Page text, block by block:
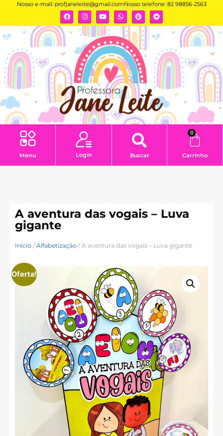
Nosso e-mail: profjaneleite@gmail.comNosso telefone: 82 98856-2563
Menu Login Buscar
0
Carrinho
A aventura das vogais – Luva
gigante
Início / Alfabetização / A aventura das vogais – Luva gigante
Oferta!